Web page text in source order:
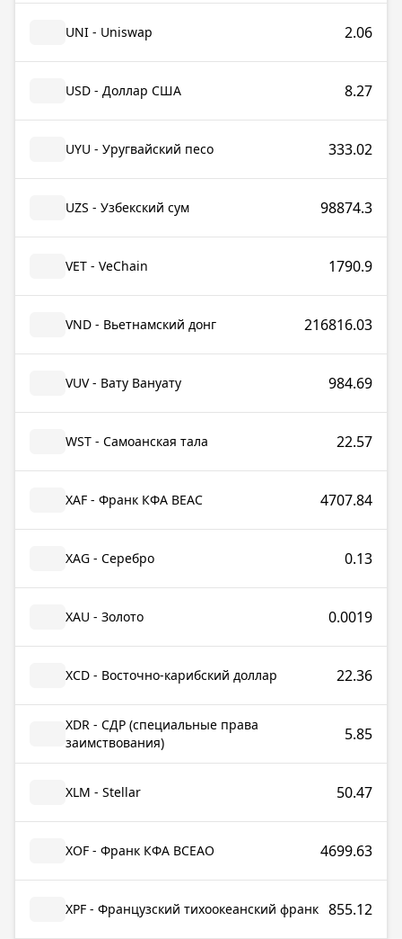
UNI - Uniswap 2.06
USD - Доллар США 8.27
UYU - Уругвайский песо 333.02
UZS - Узбекский сум 98874.3
VET - VeChain 1790.9
VND - Вьетнамский донг 216816.03
VUV - Вату Вануату 984.69
WST - Самоанская тала 22.57
XAF - Франк КФА BEAC 4707.84
XAG - Серебро 0.13
XAU - Золото 0.0019
XCD - Восточно-карибский доллар 22.36
XDR - СДР (специальные права
заимствования)
5.85
XLM - Stellar 50.47
XOF - Франк КФА ВСЕАО 4699.63
XPF - Французский тихоокеанский франк 855.12